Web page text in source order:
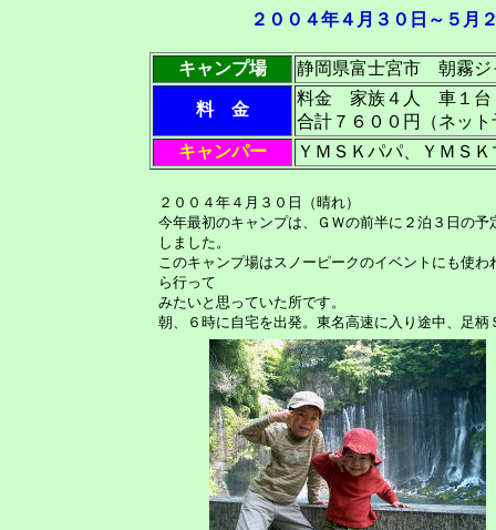
２００４年４月３０日～５
キャンプ場 静岡県富士宮市 朝霧ジ
料 金
料金 家族４人 車１
合計７６００円（ネッ
キャンパー
ＹＭＳＫパパ、ＹＭＳ
２００４年４月３０日（晴れ）
今年最初のキャンプは、ＧＷの前半に２泊３日の
しました。
このキャンプ場はスノーピークのイベントにも使
ら行って
みたいと思っていた所です。
朝、６時に自宅を出発。東名高速に入り途中、足